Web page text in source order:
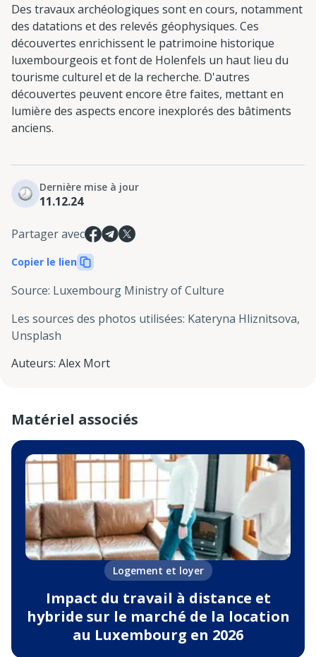
Des travaux archéologiques sont en cours, notamment
des datations et des relevés géophysiques. Ces
découvertes enrichissent le patrimoine historique
luxembourgeois et font de Holenfels un haut lieu du
tourisme culturel et de la recherche. D'autres
découvertes peuvent encore être faites, mettant en
lumière des aspects encore inexplorés des bâtiments
anciens.
Dernière mise à jour
11.12.24
Partager avec
Copier le lien
Source: Luxembourg Ministry of Culture
Les sources des photos utilisées: Kateryna Hliznitsova,
Unsplash
Auteurs: Alex Mort
Matériel associés
Logement et loyer
Impact du travail à distance et
hybride sur le marché de la location
au Luxembourg en 2026